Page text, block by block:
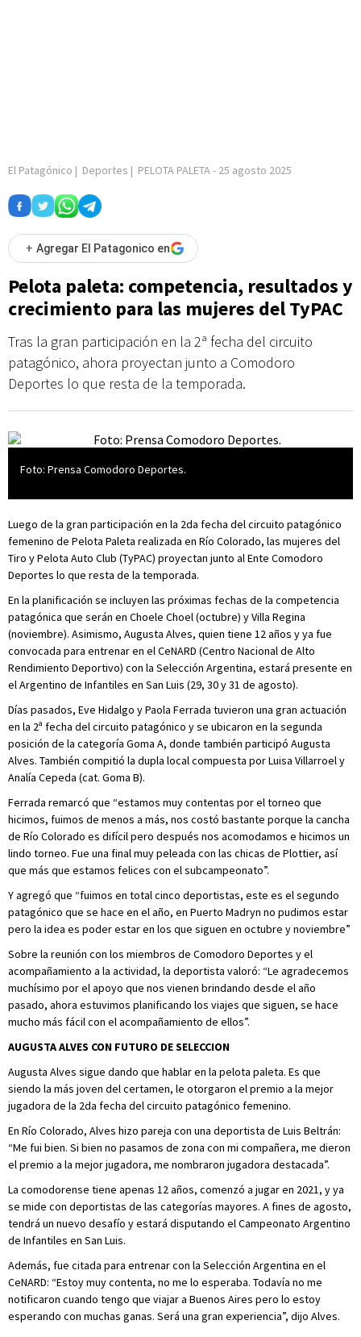
El Patagónico | Deportes | PELOTA PALETA- 25 agosto 2025
+ Agregar El Patagonico en
Pelota paleta: competencia, resultados y
crecimiento para las mujeres del TyPAC
Tras la gran participación en la 2ª fecha del circuito
patagónico, ahora proyectan junto a Comodoro
Deportes lo que resta de la temporada.
Foto: Prensa Comodoro Deportes.
Luego de la gran participación en la 2da fecha del circuito patagónico
femenino de Pelota Paleta realizada en Río Colorado, las mujeres del
Tiro y Pelota Auto Club (TyPAC) proyectan junto al Ente Comodoro
Deportes lo que resta de la temporada.
En la planificación se incluyen las próximas fechas de la competencia
patagónica que serán en Choele Choel (octubre) y Villa Regina
(noviembre). Asimismo, Augusta Alves, quien tiene 12 años y ya fue
convocada para entrenar en el CeNARD (Centro Nacional de Alto
Rendimiento Deportivo) con la Selección Argentina, estará presente en
el Argentino de Infantiles en San Luis (29, 30 y 31 de agosto).
Días pasados, Eve Hidalgo y Paola Ferrada tuvieron una gran actuación
en la 2ª fecha del circuito patagónico y se ubicaron en la segunda
posición de la categoría Goma A, donde también participó Augusta
Alves. También compitió la dupla local compuesta por Luisa Villarroel y
Analía Cepeda (cat. Goma B).
Ferrada remarcó que “estamos muy contentas por el torneo que
hicimos, fuimos de menos a más, nos costó bastante porque la cancha
de Río Colorado es difícil pero después nos acomodamos e hicimos un
lindo torneo. Fue una final muy peleada con las chicas de Plottier, así
que más que estamos felices con el subcampeonato”.
Y agregó que “fuimos en total cinco deportistas, este es el segundo
patagónico que se hace en el año, en Puerto Madryn no pudimos estar
pero la idea es poder estar en los que siguen en octubre y noviembre”
Sobre la reunión con los miembros de Comodoro Deportes y el
acompañamiento a la actividad, la deportista valoró: “Le agradecemos
muchísimo por el apoyo que nos vienen brindando desde el año
pasado, ahora estuvimos planificando los viajes que siguen, se hace
mucho más fácil con el acompañamiento de ellos”.
AUGUSTA ALVES CON FUTURO DE SELECCION
Augusta Alves sigue dando que hablar en la pelota paleta. Es que
siendo la más joven del certamen, le otorgaron el premio a la mejor
jugadora de la 2da fecha del circuito patagónico femenino.
En Río Colorado, Alves hizo pareja con una deportista de Luis Beltrán:
“Me fui bien. Si bien no pasamos de zona con mi compañera, me dieron
el premio a la mejor jugadora, me nombraron jugadora destacada”.
La comodorense tiene apenas 12 años, comenzó a jugar en 2021, y ya
se mide con deportistas de las categorías mayores. A fines de agosto,
tendrá un nuevo desafío y estará disputando el Campeonato Argentino
de Infantiles en San Luis.
Además, fue citada para entrenar con la Selección Argentina en el
CeNARD: “Estoy muy contenta, no me lo esperaba. Todavía no me
notificaron cuando tengo que viajar a Buenos Aires pero lo estoy
esperando con muchas ganas. Será una gran experiencia”, dijo Alves.